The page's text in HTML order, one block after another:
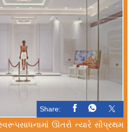
Share:
ઊતરો ત્યારે સૌપ્રથમ